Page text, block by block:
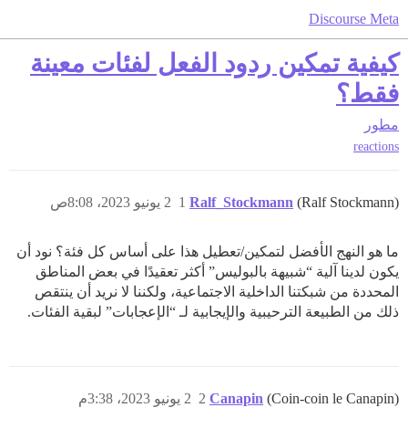
Discourse Meta
كيفية تمكين ردود الفعل لفئات معينة
فقط؟
مطور
reactions
Ralf_Stockmann (Ralf Stockmann) 2 يونيو 2023، 8:08ص 1
ما هو النهج الأفضل لتمكين/تعطيل هذا على أساس كل فئة؟ نود أن
يكون لدينا آلية “شبيهة بالبوليس” أكثر تعقيدًا في بعض المناطق
المحددة من شبكتنا الداخلية الاجتماعية، ولكننا لا نريد أن ينتقص
ذلك من الطبيعة الترحيبية والإيجابية لـ “الإعجابات” لبقية الفئات.
Canapin (Coin-coin le Canapin) 2 يونيو 2023، 3:38م 2